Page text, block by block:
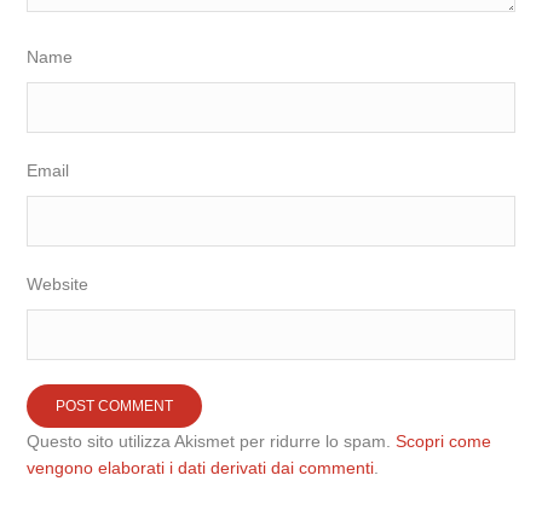
Name
Email
Website
Questo sito utilizza Akismet per ridurre lo spam.Scopri come
vengono elaborati i dati derivati dai commenti